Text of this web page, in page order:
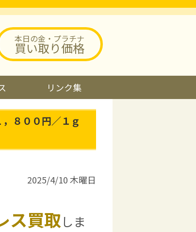
本日の金・プラチナ
買い取り価格
リンク集
８００円／１ｇ
2025/4/10 木曜日
ス買取しま